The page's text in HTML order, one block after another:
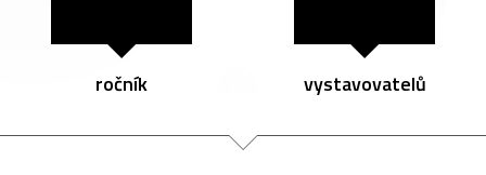
ročník vystavovatelů